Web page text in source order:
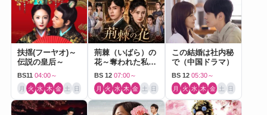
扶揺(フーヤオ)～
伝説の皇后～
BS11 04:00～
月 火 水 木 金 土 日
荊棘（いばら）の
花～奪われた私～
（中国ドラマ）
BS 12 07:00～
月 火 水 木 金 土 日
この結婚は社内秘
で（中国ドラマ）
BS 12 05:30～
月 火 水 木 金 土 日